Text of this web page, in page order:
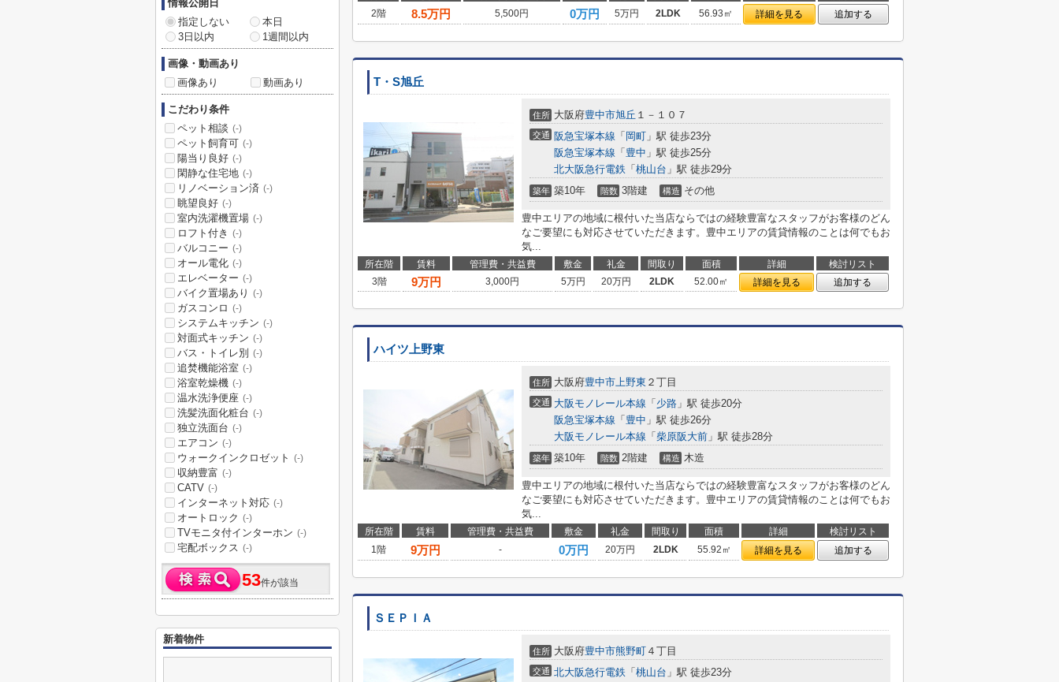
2階
8.5万円 5,500円 0万円 5万円 2LDK 56.93㎡ 詳細を見る 追加する
T・S旭丘
住所 大阪府豊中市旭丘 １－１０７
交通 阪急宝塚本線 「 岡町 」駅 徒歩23分
阪急宝塚本線 「 豊中 」駅 徒歩25分
北大阪急行電鉄 「 桃山台 」駅 徒歩29分
築年 築10年 階数 3階建 構造 その他
豊中エリアの地域に根付いた当店ならではの経験豊富なスタッフがお客様のどん
なご要望にも対応させていただきます。豊中エリアの賃貸情報のことは何でもお
気...
所在階 賃料 管理費・共益費 敷金 礼金 間取り 面積 詳細
検討リスト
3階
9万円 3,000円 5万円 20万円 2LDK 52.00㎡ 詳細を見る 追加する
ハイツ上野東
住所 大阪府豊中市上野東 ２丁目
交通 大阪モノレール本線 「 少路 」駅 徒歩20分
阪急宝塚本線 「 豊中 」駅 徒歩26分
大阪モノレール本線 「 柴原阪大前 」駅 徒歩28分
築年 築10年 階数 2階建 構造 木造
豊中エリアの地域に根付いた当店ならではの経験豊富なスタッフがお客様のどん
なご要望にも対応させていただきます。豊中エリアの賃貸情報のことは何でもお
気...
所在階 賃料 管理費・共益費 敷金 礼金 間取り 面積 詳細
検討リスト
1階
9万円 - 0万円 20万円 2LDK 55.92㎡ 詳細を見る 追加する
ＳＥＰＩＡ
住所 大阪府豊中市熊野町 ４丁目
交通 北大阪急行電鉄 「 桃山台 」駅 徒歩23分
情報公開日
指定しない
本日
3日以内
1週間以内
画像・動画あり
画像あり
動画あり
こだわり条件
ペット相談 (-)
ペット飼育可 (-)
陽当り良好 (-)
閑静な住宅地 (-)
リノベーション済 (-)
眺望良好 (-)
室内洗濯機置場 (-)
ロフト付き (-)
バルコニー (-)
オール電化 (-)
エレベーター (-)
バイク置場あり (-)
ガスコンロ (-)
システムキッチン (-)
対面式キッチン (-)
バス・トイレ別 (-)
追焚機能浴室 (-)
浴室乾燥機 (-)
温水洗浄便座 (-)
洗髪洗面化粧台 (-)
独立洗面台 (-)
エアコン (-)
ウォークインクロゼット (-)
収納豊富 (-)
CATV (-)
インターネット対応 (-)
オートロック (-)
TVモニタ付インターホン (-)
宅配ボックス (-)
53件が該当
新着物件